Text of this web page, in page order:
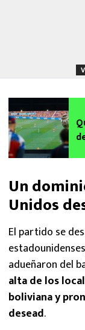
Un
Unidos
El partido se
adueñaron del
alta de los
boliviana y
desead.